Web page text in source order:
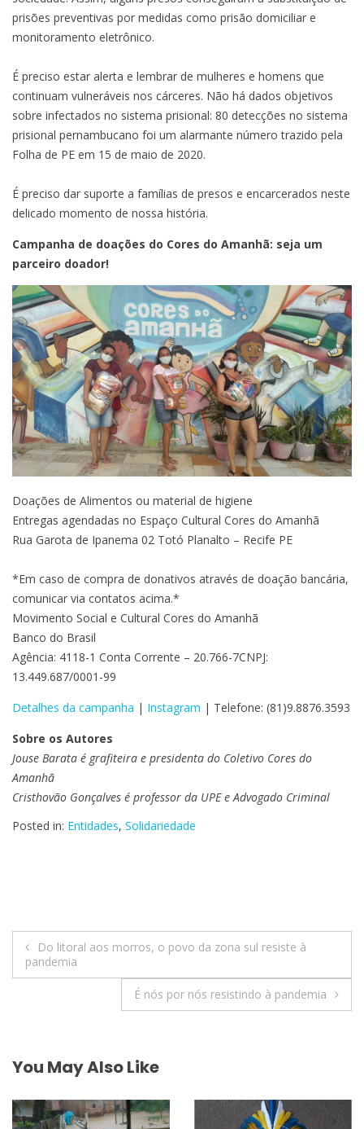
prisões preventivas por medidas como prisão domiciliar e
monitoramento eletrônico.
É preciso estar alerta e lembrar de mulheres e homens que
continuam vulneráveis nos cárceres. Não há dados objetivos
sobre infectados no sistema prisional: 80 detecções no sistema
prisional pernambucano foi um alarmante número trazido pela
Folha de PE em 15 de maio de 2020.
É preciso dar suporte a famílias de presos e encarcerados neste
delicado momento de nossa história.
Campanha de doações do Cores do Amanhã: seja um
parceiro doador!
Doações de Alimentos ou material de higiene
Entregas agendadas no Espaço Cultural Cores do Amanhã
Rua Garota de Ipanema 02 Totó Planalto – Recife PE
*Em caso de compra de donativos através de doação bancária,
comunicar via contatos acima.*
Movimento Social e Cultural Cores do Amanhã
Banco do Brasil
Agência: 4118-1 Conta Corrente – 20.766-7CNPJ:
13.449.687/0001-99
Detalhes da campanha | Instagram | Telefone: (81)9.8876.3593
Sobre os Autores
Jouse Barata é grafiteira e presidenta do Coletivo Cores do
Amanhã
Cristhovão Gonçalves é professor da UPE e Advogado Criminal
Posted in: Entidades, Solidariedade
Navegação
de
Do litoral aos morros, o povo da zona sul resiste à
pandemia
É nós por nós resistindo à pandemia
You May Also Like